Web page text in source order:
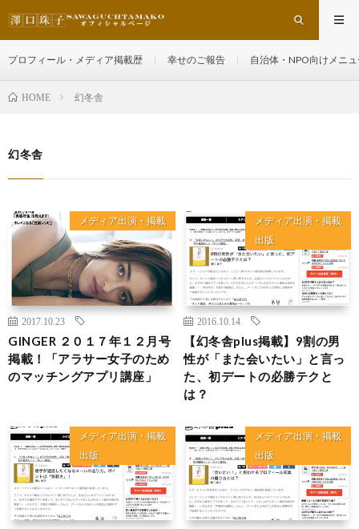
プロフィール・メディア掲載歴 幸せのご報告 自治体・NPO向けメニ
HOME 幻冬舎
幻冬舎
メディア出演・掲載
2017.10.23
GINGER ２０１７年１２月号
掲載！「アラサー女子のため
のマッチングアプリ講座」
メディア出演・掲載
出版
2016.10.14
【幻冬舎plus掲載】9割の男
性が「また会いたい」と言っ
た、初デートの必勝テクと
は？
メディア出演・掲載
出版
メディア出演・掲載
出版